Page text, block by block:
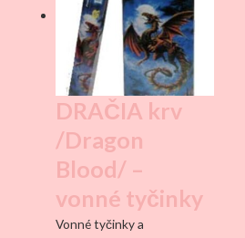
DRAČIA krv
/Dragon
Blood/ –
vonné tyčinky
Vonné tyčinky a